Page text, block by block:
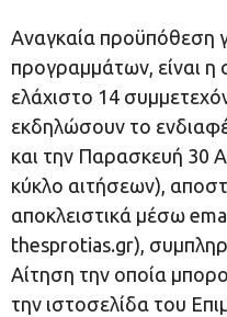
Αναγκαία προϋπόθεση
προγραμμάτων, είναι η
ελάχιστο 14
εκδηλώσουν το
και την Παρασκευή 30
κύκλο αιτήσεων),
αποκλειστικά μέσω
thesprotias.gr),
Αίτηση την οποία
την ιστοσελίδα του